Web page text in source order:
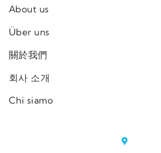
About us
Über uns
關於我們
회사 소개
Chi siamo